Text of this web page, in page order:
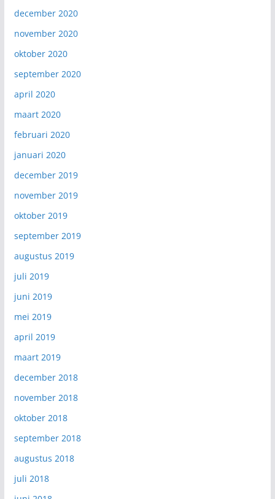
december 2020
november 2020
oktober 2020
september 2020
april 2020
maart 2020
februari 2020
januari 2020
december 2019
november 2019
oktober 2019
september 2019
augustus 2019
juli 2019
juni 2019
mei 2019
april 2019
maart 2019
december 2018
november 2018
oktober 2018
september 2018
augustus 2018
juli 2018